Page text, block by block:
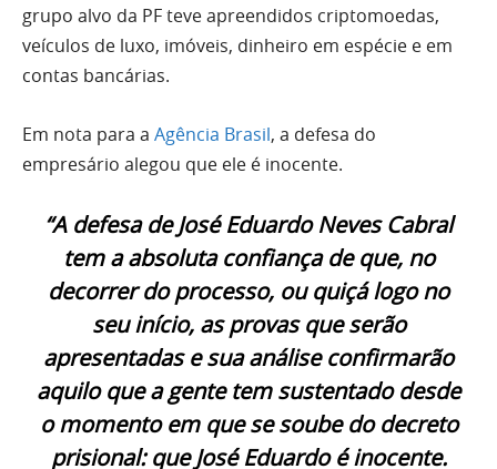
grupo alvo da PF teve apreendidos criptomoedas,
veículos de luxo, imóveis, dinheiro em espécie e em
contas bancárias.
Em nota para a Agência Brasil, a defesa do
empresário alegou que ele é inocente.
“A defesa de José Eduardo Neves Cabral
tem a absoluta confiança de que, no
decorrer do processo, ou quiçá logo no
seu início, as provas que serão
apresentadas e sua análise confirmarão
aquilo que a gente tem sustentado desde
o momento em que se soube do decreto
prisional: que José Eduardo é inocente.